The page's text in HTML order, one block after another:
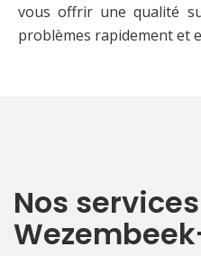
vous offrir une qualité
problèmes rapidement et
Nos